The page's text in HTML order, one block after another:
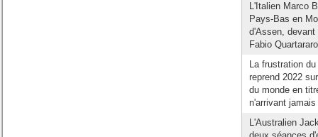
L'Italien Marco
Pays-Bas en
d'Assen,
Fabio
La frustration
reprend 2022
du monde en
n'arrivant
L'Australien